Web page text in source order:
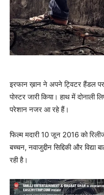
इरफान ख़ान ने अपने ट्विटर हैंडल
पोस्‍टर जारी किया। हाथ में
परेशान नजर आ रहे हैं।
फिल्‍म मदारी 10 जून 2016 को
बच्‍चन, नवाजुद्दीन सिद्दिकी और
रही है।